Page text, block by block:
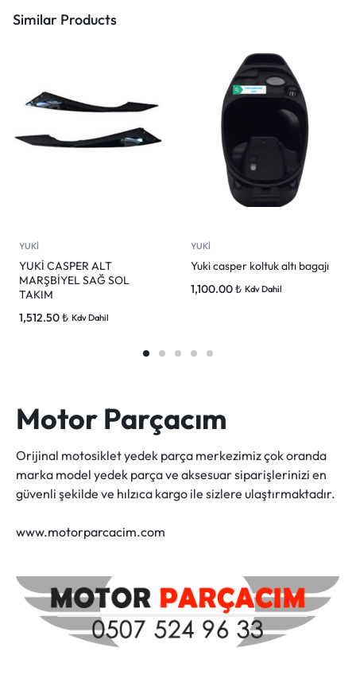
Similar Products
YUKİ
YUKİ CASPER ALT
MARŞBİYEL SAĞ SOL
TAKIM
1,512.50₺ Kdv Dahil
YUKİ
Yuki casper koltuk altı bagajı
1,100.00₺ Kdv Dahil
Motor Parçacım
Orijinal motosiklet yedek parça merkezimiz çok oranda
marka model yedek parça ve aksesuar siparişlerinizi en
güvenli şekilde ve hılzıca kargo ile sizlere ulaştırmaktadır.
www.motorparcacim.com